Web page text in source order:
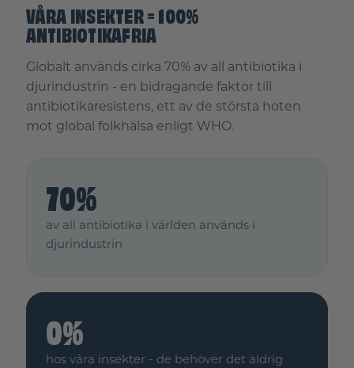
VÅRA INSEKTER = 100%
ANTIBIOTIKAFRIA
Globalt används cirka 70% av all antibiotika i
djurindustrin - en bidragande faktor till
antibiotikaresistens, ett av de största hoten
mot global folkhälsa enligt WHO.
70%
av all antibiotika i världen används i
djurindustrin
0%
hos våra insekter - de behöver det aldrig